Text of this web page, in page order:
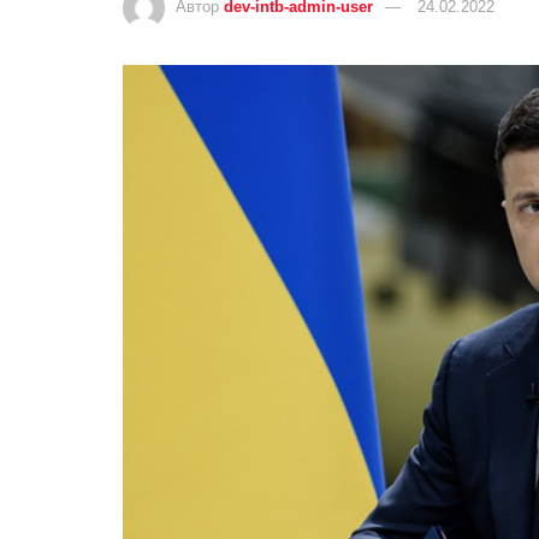
Автор dev-intb-admin-user 24.02.2022